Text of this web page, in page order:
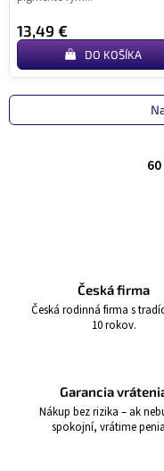
13,49 €
DO KOŠÍKA
60
Česká firma
Česká rodinná firma s
10 rokov.
Garancia
Nákup bez rizika – ak
spokojní, vrátime